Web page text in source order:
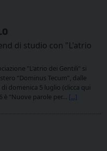
di studio con "L'atrio
"L'atrio dei Gentili" si
“Dominus Tecum”, dalle
domenica 5 luglio (clicca qui
è “Nuove parole per… [...]